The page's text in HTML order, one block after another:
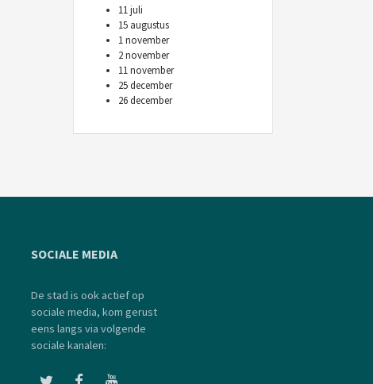
11 juli
15 augustus
1 november
2 november
11 november
25 december
26 december
SOCIALE MEDIA
De stad is ook actief op
sociale media, kom gerust
eens langs via volgende
sociale kanalen: